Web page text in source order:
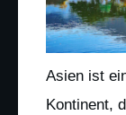
Asien ist
Kontinent,